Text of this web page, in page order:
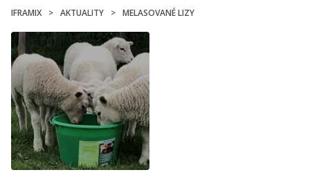
IFRAMIX > AKTUALITY > MELASOVANÉ LIZY